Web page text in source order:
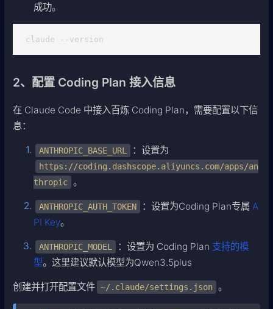
成功。
claude --version
2、配置 Coding Plan 接入信息
在 Claude Code 中接入百炼 Coding Plan，需要配置以下信
息：
ANTHROPIC_BASE_URL ：设置为
https://coding.dashscope.aliyuncs.com/apps/an
thropic 。
ANTHROPIC_AUTH_TOKEN ：设置为Coding Plan专属A
PI Key。
ANTHROPIC_MODEL ：设置为 Coding Plan 支持的模
型。这里建议默认模型为Qwen3.5plus
创建并打开配置文件 ~/.claude/settings.json 。